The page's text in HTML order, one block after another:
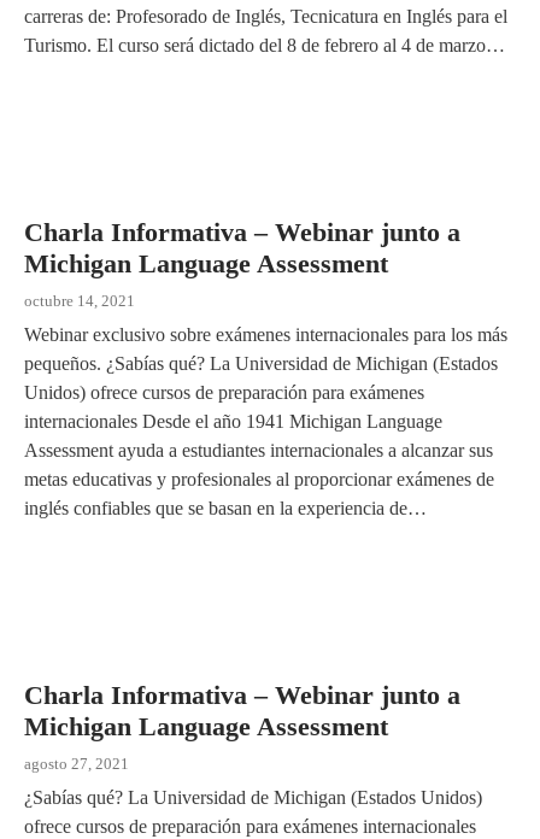
carreras de: Profesorado de Inglés, Tecnicatura en Inglés para el
Turismo. El curso será dictado del 8 de febrero al 4 de marzo…
Charla Informativa – Webinar junto a
Michigan Language Assessment
octubre 14, 2021
Webinar exclusivo sobre exámenes internacionales para los más
pequeños. ¿Sabías qué? La Universidad de Michigan (Estados
Unidos) ofrece cursos de preparación para exámenes
internacionales Desde el año 1941 Michigan Language
Assessment ayuda a estudiantes internacionales a alcanzar sus
metas educativas y profesionales al proporcionar exámenes de
inglés confiables que se basan en la experiencia de…
Charla Informativa – Webinar junto a
Michigan Language Assessment
agosto 27, 2021
¿Sabías qué? La Universidad de Michigan (Estados Unidos)
ofrece cursos de preparación para exámenes internacionales